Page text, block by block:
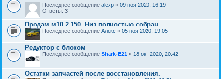
Последнее сообщение alexp « 09 ноя 2020, 16:19
Ответы: 3
Продам м10 2.150. Низ полностью собран.
Последнее сообщение Алекс « 05 ноя 2020, 19:05
Редуктор с блоком
Последнее сообщение Shark-E21 « 18 окт 2020, 20:42
Остатки запчастей после восстановления.